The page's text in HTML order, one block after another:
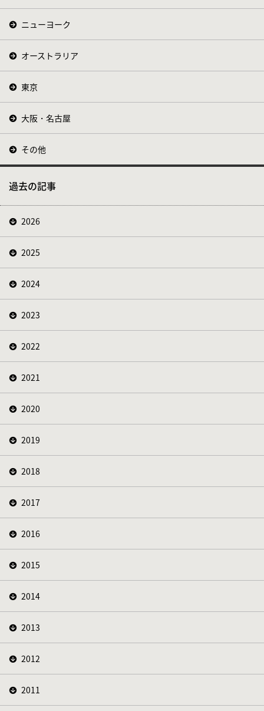
ニューヨーク
オーストラリア
東京
大阪・名古屋
その他
過去の記事
2026
2025
2024
2023
2022
2021
2020
2019
2018
2017
2016
2015
2014
2013
2012
2011